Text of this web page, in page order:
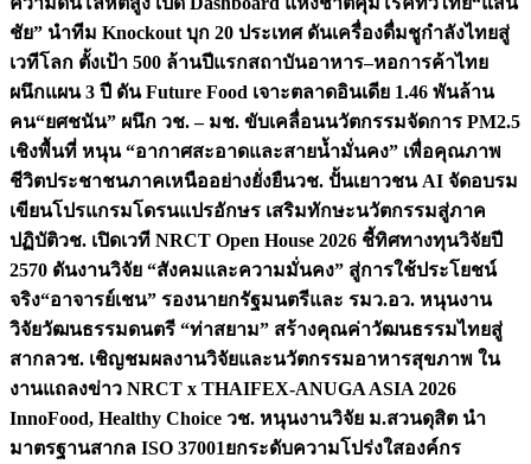
ชัย” นำทีม Knockout บุก 20 ประเทศ ดันเครื่องดื่มชูกำลังไทยสู่
เวทีโลก ตั้งเป้า 500 ล้านปีแรกสถาบันอาหาร–หอการค้าไทย
ผนึกแผน 3 ปี ดัน Future Food เจาะตลาดอินเดีย 1.46 พันล้าน
คน“ยศชนัน” ผนึก วช. – มช. ขับเคลื่อนนวัตกรรมจัดการ PM2.5
เชิงพื้นที่ หนุน “อากาศสะอาดและสายน้ำมั่นคง” เพื่อคุณภาพ
ชีวิตประชาชนภาคเหนืออย่างยั่งยืนวช. ปั้นเยาวชน AI จัดอบรม
เขียนโปรแกรมโดรนแปรอักษร เสริมทักษะนวัตกรรมสู่ภาค
ปฏิบัติวช. เปิดเวที NRCT Open House 2026 ชี้ทิศทางทุนวิจัยปี
2570 ดันงานวิจัย “สังคมและความมั่นคง” สู่การใช้ประโยชน์
จริง“อาจารย์เชน” รองนายกรัฐมนตรีและ รมว.อว. หนุนงาน
วิจัยวัฒนธรรมดนตรี “ท่าสยาม” สร้างคุณค่าวัฒนธรรมไทยสู่
สากลวช. เชิญชมผลงานวิจัยและนวัตกรรมอาหารสุขภาพ ใน
งานแถลงข่าว NRCT x THAIFEX-ANUGA ASIA 2026
InnoFood, Healthy Choice วช. หนุนงานวิจัย ม.สวนดุสิต นำ
มาตรฐานสากล ISO 37001ยกระดับความโปร่งใสองค์กร